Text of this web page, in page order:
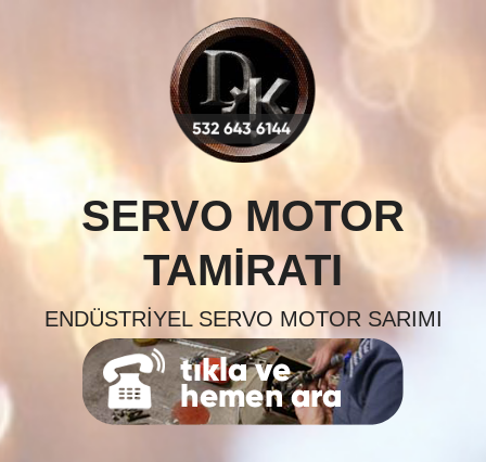
SERVO MOTOR
TAMIRATI
ENDÜSTRIYEL SERVO MOTOR SARIMI